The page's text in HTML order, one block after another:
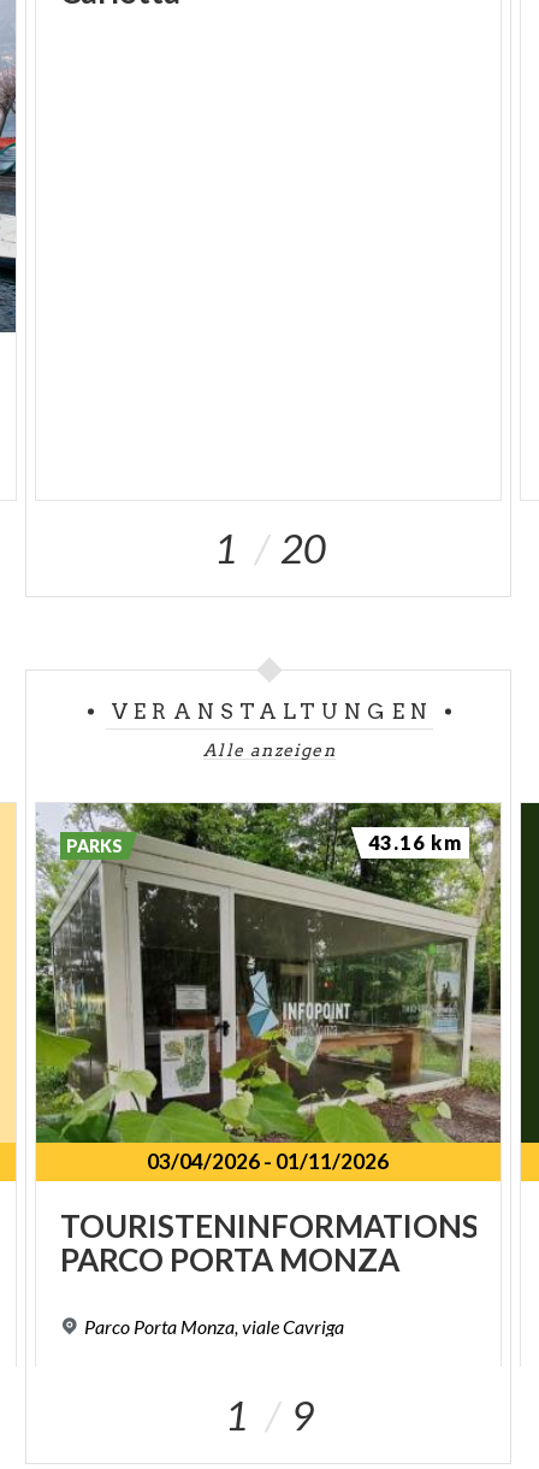
1 20
VERANSTALTUNGEN
Alle anzeigen
03/04/2026- 01/11/2026
PARCO PORTA MONZA
Parco Porta Monza, vialeCavriga
PARKS 43.16 km
1 9